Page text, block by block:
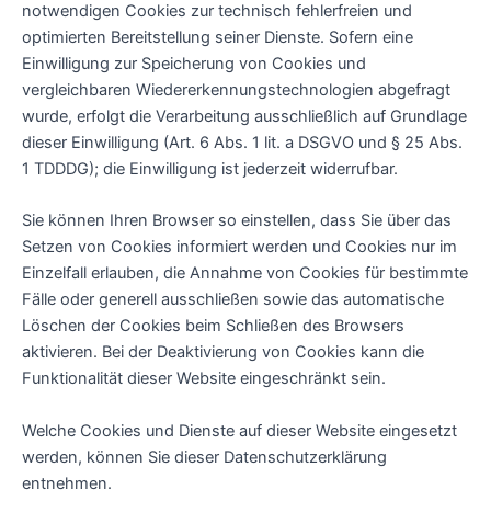
notwendigen Cookies zur technisch fehlerfreien und
optimierten Bereitstellung seiner Dienste. Sofern eine
Einwilligung zur Speicherung von Cookies und
vergleichbaren Wiedererkennungstechnologien abgefragt
wurde, erfolgt die Verarbeitung ausschließlich auf Grundlage
dieser Einwilligung (Art. 6 Abs. 1 lit. a DSGVO und § 25 Abs.
1 TDDDG); die Einwilligung ist jederzeit widerrufbar.
Sie können Ihren Browser so einstellen, dass Sie über das
Setzen von Cookies informiert werden und Cookies nur im
Einzelfall erlauben, die Annahme von Cookies für bestimmte
Fälle oder generell ausschließen sowie das automatische
Löschen der Cookies beim Schließen des Browsers
aktivieren. Bei der Deaktivierung von Cookies kann die
Funktionalität dieser Website eingeschränkt sein.
Welche Cookies und Dienste auf dieser Website eingesetzt
werden, können Sie dieser Datenschutzerklärung
entnehmen.